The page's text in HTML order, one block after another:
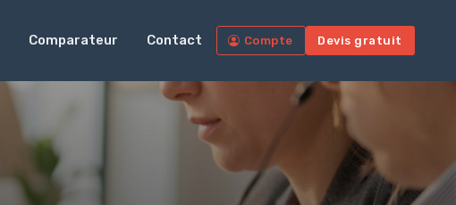
Comparateur Contact Compte Devis gratuit